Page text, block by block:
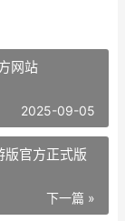
网站
2025-09-05
版官方正式版
下一篇 »